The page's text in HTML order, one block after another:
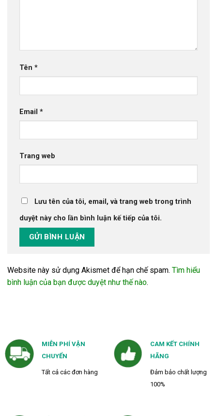
Tên *
Email *
Trang web
Lưu tên của tôi, email, và trang web trong trình
duyệt này cho lần bình luận kế tiếp của tôi.
Website này sử dụng Akismet để hạn chế spam. Tìm hiểu
bình luận của bạn được duyệt như thế nào.
MIỄN PHÍ VẬN
CHUYỂN
Tất cả các đơn hàng
CAM KẾT CHÍNH
HÃNG
Đảm bảo chất lượng
100%